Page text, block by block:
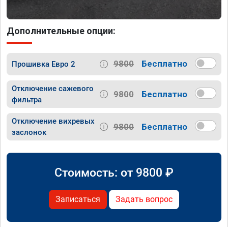
Дополнительные опции:
Прошивка Евро 2 9800 Бесплатно
Отключение сажевого
фильтра
9800 Бесплатно
Отключение вихревых
заслонок
9800 Бесплатно
Стоимость: от 9800 ₽
Записаться Задать вопрос